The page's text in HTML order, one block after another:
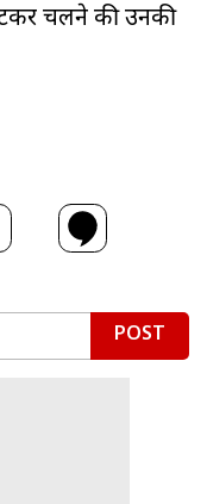
चलने की उनकी
POST